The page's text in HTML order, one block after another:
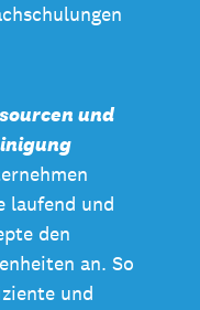
und
laufend und
den
an. So
und